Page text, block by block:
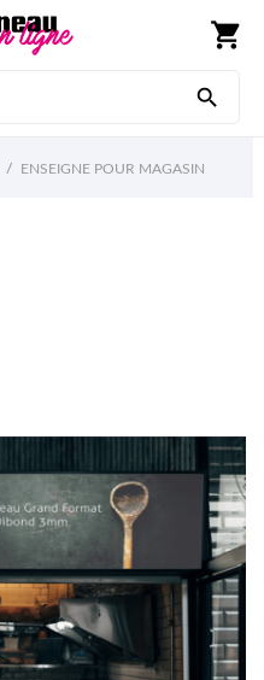
shopping_cart

ENSEIGNE POUR MAGASIN